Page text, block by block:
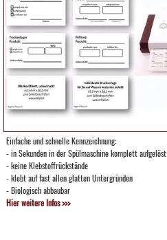
Einfache und schnelle Kennzeichnung:
- in Sekunden in der Spülmaschine komplett aufgelöst
- keine Klebstoffrückstände
- klebt auf fast allen glatten Untergründen
- Biologisch abbaubar
Hier weitere Infos >>>